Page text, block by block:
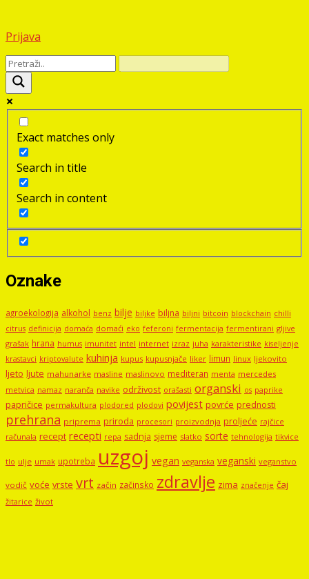
Prijava
Exact matches only
Search in title
Search in content
Oznake
agroekologija alkohol benz bilje biljke biljna biljni bitcoin blockchain chilli
citrus definicija domaća domaći eko feferoni fermentacija fermentirani gljive
grašak hrana humus imunitet intel internet izraz juha karakteristike kiseljenje
krastavci kriptovalute kuhinja kupus kupusnjače liker limun linux ljekovito
ljeto ljute mahunarke masline maslinovo mediteran menta mercedes
metvica namaz naranča navike održivost orašasti organski os paprike
papričice permakultura plodored plodovi povijest povrće prednosti
prehrana priprema priroda procesori proizvodnja proljeće rajčice
računala recept recepti repa sadnja sjeme slatko sorte tehnologija tikvice
tlo ulje umak upotreba uzgoj vegan veganska veganski veganstvo
vodič voće vrste vrt začin začinsko zdravlje zima značenje čaj
žitarice život